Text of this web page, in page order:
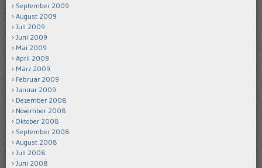
September 2009
August 2009
Juli 2009
Juni 2009
Mai 2009
April 2009
März 2009
Februar 2009
Januar 2009
Dezember 2008
November 2008
Oktober 2008
September 2008
August 2008
Juli 2008
Juni 2008